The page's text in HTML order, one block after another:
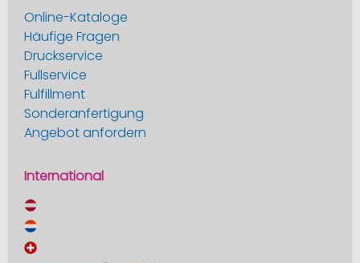
Online-Kataloge
Häufige Fragen
Druckservice
Fullservice
Fulfillment
Sonderanfertigung
Angebot anfordern
International